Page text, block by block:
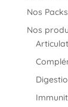
Nos Packs
Nos